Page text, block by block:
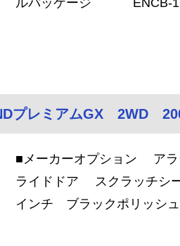
プレミアムGX 2WD
■メーカーオプション アラ
ライドドア スクラッチ
インチ ブラックポリッ